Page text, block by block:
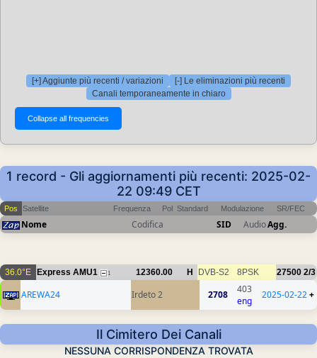
[+] Aggiunte più recenti / variazioni
[-] Le eliminazioni più recenti
Canali temporaneamente in chiaro
1 record - Gli aggiornamenti più recenti: 2025-02-
22 09:49 CET
Pos Satellite Frequenza Pol Standard Modulazione SR/FEC
Nome Codifica SID AudioAgg.
36.0°E Express AMU1 1 12360.00 H DVB-S2 8PSK 27500 2/3
AREWA24 Irdeto 2 2708
403
eng
2025-02-22+
Il Cimitero Dei Canali
NESSUNA CORRISPONDENZA TROVATA